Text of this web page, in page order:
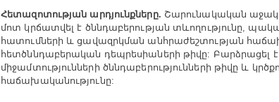
Հետազոտության արդյունքները. Շարունակական
մոտ կրճատվել է ծննդաբերության տևողությունը,
հատումների և ցավազրկման անհրաժեշտության
հետծննդաբերական դեպրեսիաների թիվը: Բարձրացել է
միջամտությունների ծննդաբերությունների թիվը և
հաճախականությունը: